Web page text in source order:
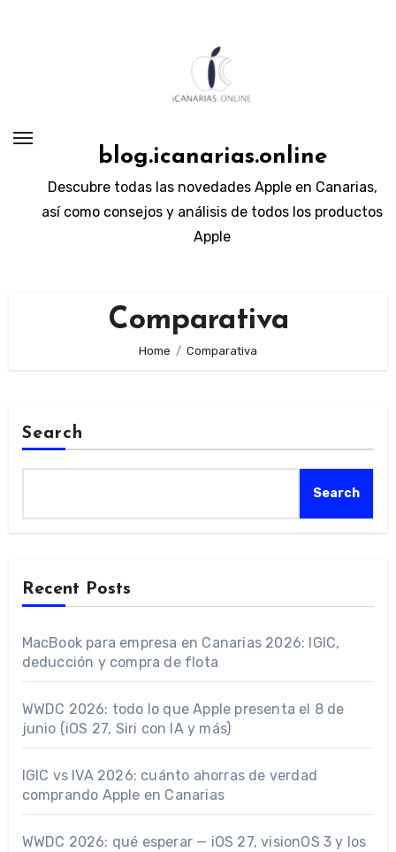
blog.icanarias.online
Descubre todas las novedades Apple en Canarias,
así como consejos y análisis de todos los productos
Apple
Comparativa
Home Comparativa
Search
Search
Recent Posts
MacBook para empresa en Canarias 2026: IGIC,
deducción y compra de flota
WWDC 2026: todo lo que Apple presenta el 8 de
junio (iOS 27, Siri con IA y más)
IGIC vs IVA 2026: cuánto ahorras de verdad
comprando Apple en Canarias
WWDC 2026: qué esperar — iOS 27, visionOS 3 y los